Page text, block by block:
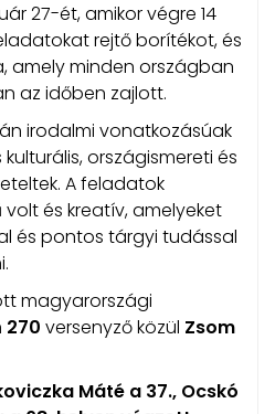
27-ét, amikor végre 14
rejtő borítékot, és
amely minden országban
az időben zajlott.
irodalmi vonatkozásúak
országismereti és
A feladatok
és kreatív, amelyeket
és pontos tárgyi tudással
magyarországi
270 versenyző közül Zsom
Máté a 37., Ocskó